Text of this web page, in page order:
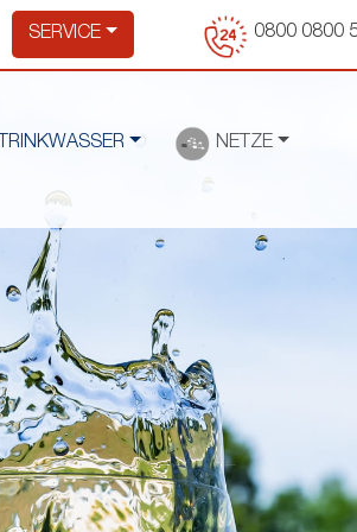
SERVICE 0800 0800
TRINKWASSER NETZE